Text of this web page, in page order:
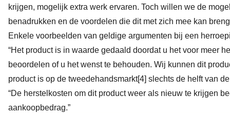
krijgen, mogelijk extra werk ervaren. Toch willen we de
benadrukken en de voordelen die dit met zich mee kan
Enkele voorbeelden van geldige argumenten bij een
“Het product is in waarde gedaald doordat u het voor meer
beoordelen of u het wenst te behouden. Wij kunnen dit
product is op de tweedehandsmarkt[4] slechts de helft van
“De herstelkosten om dit product weer als nieuw te krijgen
aankoopbedrag.”